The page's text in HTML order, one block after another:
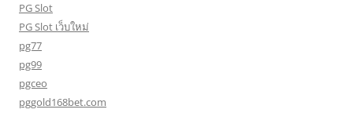
PG Slot
PG Slot เว็บใหม่
pg77
pg99
pgceo
pggold168bet.com